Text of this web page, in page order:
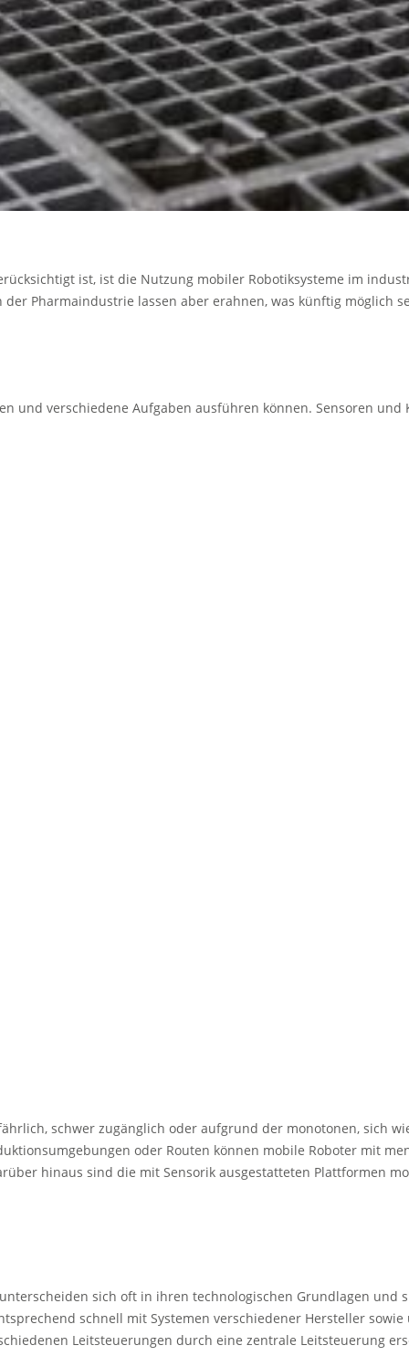
ist, ist die Nutzung mobiler Robotiksysteme im
Pharmaindustrie lassen aber erahnen, was künftig möglich
verschiedene Aufgaben ausführen können. Sensoren
schwer zugänglich oder aufgrund der monotonen,
oder Routen können mobile Roboter
hinaus sind die mit Sensorik ausgestatteten
sich oft in ihren technologischen Grundlagen
schnell mit Systemen verschiedener Hersteller
Leitsteuerungen durch eine zentrale Leitsteuerung